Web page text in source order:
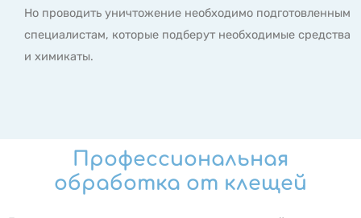
Но проводить уничтожение необходимо подготовленным
специалистам, которые подберут необходимые средства
и химикаты.
Профессиональная
обработка от клещей